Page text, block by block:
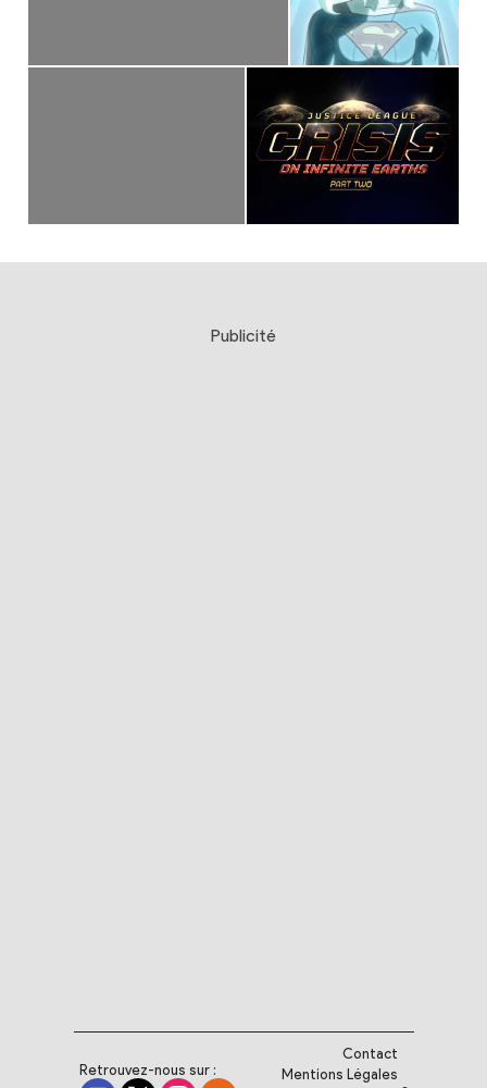
Publicité
Retrouvez-nous sur :
Contact
Mentions Légales